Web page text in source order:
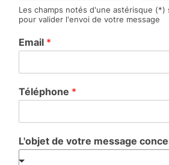
r
é
o
m
o
m
Les champs notés d'une astérisque (*)
pour valider l'envoi de votre message
Email *
Téléphone *
L'objet de votre message